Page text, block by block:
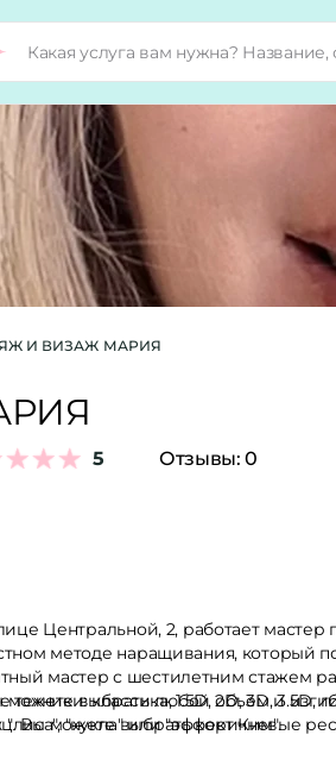
И ВИЗАЖ МАРИЯ
5 Отзывы:0
Центральной, 2, работает мастер
методе наращивания, который
мастер с шестилетним стажем
выбрать любой объём и
"лиса", "кукла" или "эффект Ким".
классика, 1.5D, 2D, 3D,
Вы можете выбрать коричневые